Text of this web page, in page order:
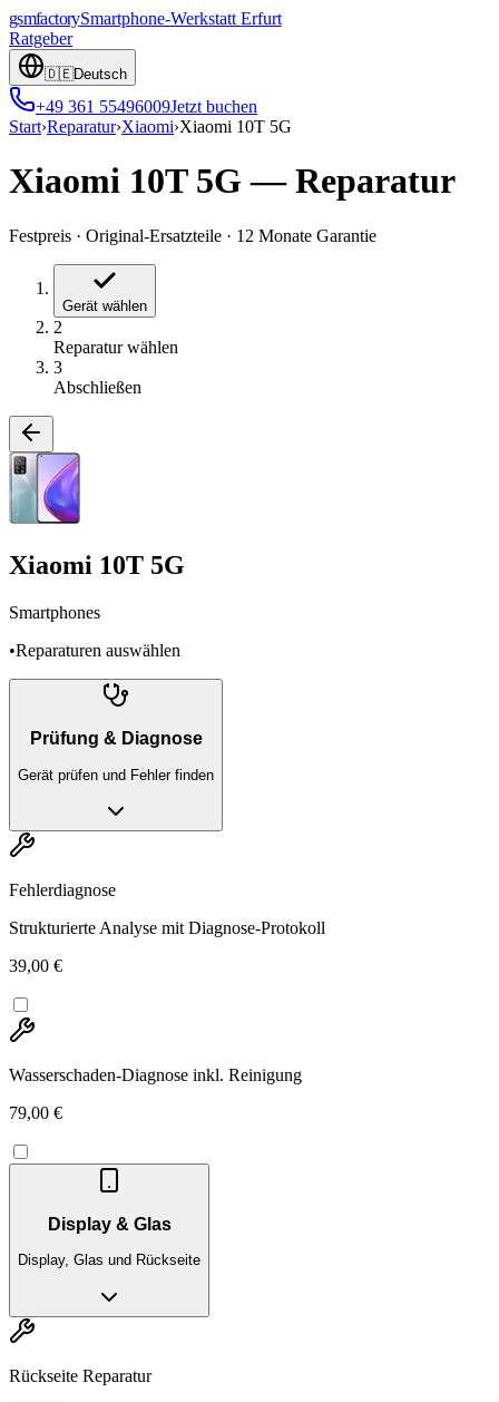
gsmfactorySmartphone-Werkstatt Erfurt
Ratgeber
🇩🇪Deutsch
+49 361 55496009Jetzt buchen
Start›Reparatur›Xiaomi›Xiaomi 10T 5G
Xiaomi 10T 5G —Reparatur
Festpreis · Original-Ersatzteile · 12 Monate Garantie
Gerät wählen
2
Reparatur wählen
3
Abschließen
Xiaomi 10T 5G
Smartphones
•Reparaturen auswählen
Prüfung & Diagnose
Gerät prüfen und Fehler finden
Fehlerdiagnose
Strukturierte Analyse mit Diagnose-Protokoll
39,00 €
Wasserschaden-Diagnose inkl. Reinigung
79,00 €
Display & Glas
Display, Glas und Rückseite
Rückseite Reparatur